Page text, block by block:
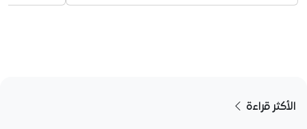
الأكثر قراءة